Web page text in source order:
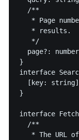
  /**
* Page
   * results.
   */
page?:
}
interface
[key:
}
interface
  /**
* The URL